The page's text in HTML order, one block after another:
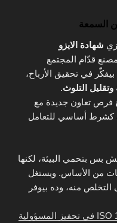
السمعة
شهادة الايزو
قدّام المجتمع
في تحقيق الأرباح،
وتقليل التلوث.
فرص تعاون جديدة مع
كشرط أساسي للتعامل
دي، شهادة الايزو 14001 مش بس بتحمي البيئة، لكنها
من الأساس. ويستغل
منه، وده بيوفر
كيف تسهم شهادة ISO 14001 في تحفيز المسؤولية